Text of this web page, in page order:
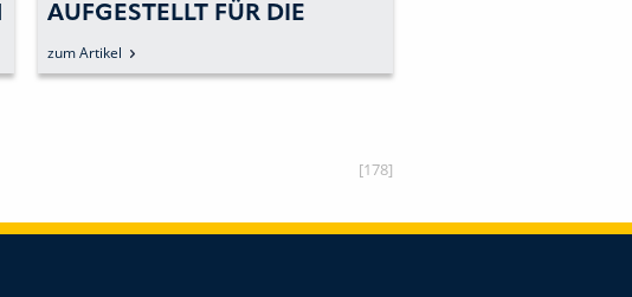
AUFGESTELLT FÜR DIE
BAUBRANCHE«
zum Artikel
[178]